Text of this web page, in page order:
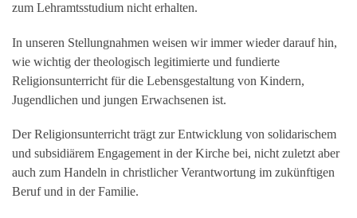
zum Lehramtsstudium nicht erhalten.
In unseren Stellungnahmen weisen wir immer wieder darauf hin,
wie wichtig der theologisch legitimierte und fundierte
Religionsunterricht für die Lebensgestaltung von Kindern,
Jugendlichen und jungen Erwachsenen ist.
Der Religionsunterricht trägt zur Entwicklung von solidarischem
und subsidiärem Engagement in der Kirche bei, nicht zuletzt aber
auch zum Handeln in christlicher Verantwortung im zukünftigen
Beruf und in der Familie.